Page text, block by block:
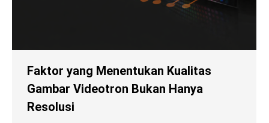
Faktor yang Menentukan Kualitas
Gambar Videotron Bukan Hanya
Resolusi